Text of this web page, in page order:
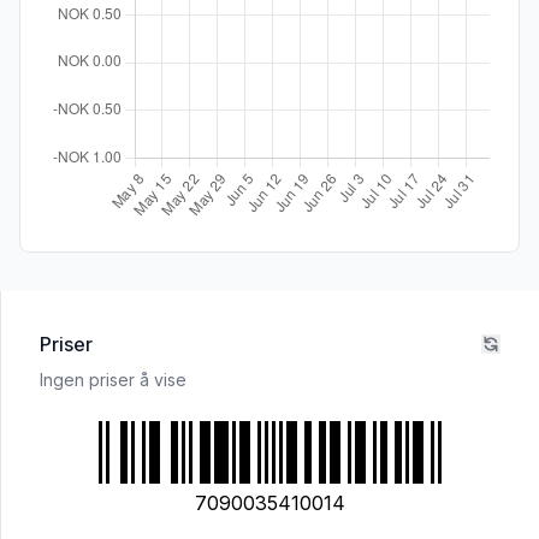
Priser
Ingen priser å vise
7090035410014